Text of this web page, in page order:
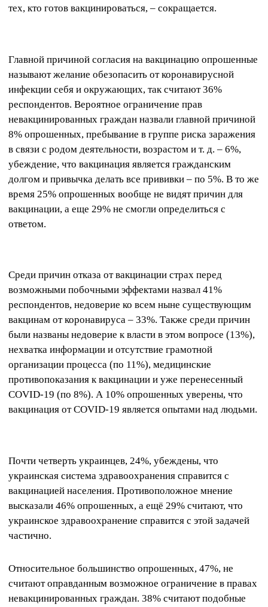
тех, кто готов вакцинироваться, – сокращается.
Главной причиной согласия на вакцинацию опрошенные
называют желание обезопасить от коронавирусной
инфекции себя и окружающих, так считают 36%
респондентов. Вероятное ограничение прав
невакцинированных граждан назвали главной причиной
8% опрошенных, пребывание в группе риска заражения
в связи с родом деятельности, возрастом и т. д. – 6%,
убеждение, что вакцинация является гражданским
долгом и привычка делать все прививки – по 5%. В то же
время 25% опрошенных вообще не видят причин для
вакцинации, а еще 29% не смогли определиться с
ответом.
Среди причин отказа от вакцинации страх перед
возможными побочными эффектами назвал 41%
респондентов, недоверие ко всем ныне существующим
вакцинам от коронавируса – 33%. Также среди причин
были названы недоверие к власти в этом вопросе (13%),
нехватка информации и отсутствие грамотной
организации процесса (по 11%), медицинские
противопоказания к вакцинации и уже перенесенный
COVID-19 (по 8%). А 10% опрошенных уверены, что
вакцинация от COVID-19 является опытами над людьми.
Почти четверть украинцев, 24%, убеждены, что
украинская система здравоохранения справится с
вакцинацией населения. Противоположное мнение
высказали 46% опрошенных, а ещё 29% считают, что
украинское здравоохранение справится с этой задачей
частично.
Относительное большинство опрошенных, 47%, не
считают оправданным возможное ограничение в правах
невакцинированных граждан. 38% считают подобные